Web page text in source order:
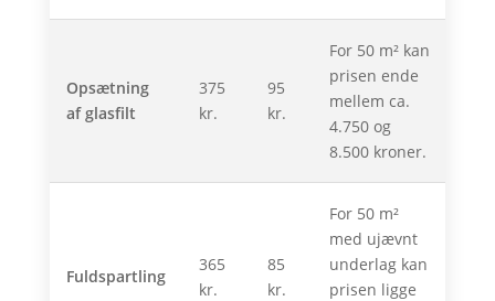
Opsætning
af glasfilt
375
kr.
95
kr.
For 50 m² kan
prisen ende
mellem ca.
4.750 og
8.500 kroner.
Fuldspartling
365
kr.
85
kr.
For 50 m²
med ujævnt
underlag kan
prisen ligge